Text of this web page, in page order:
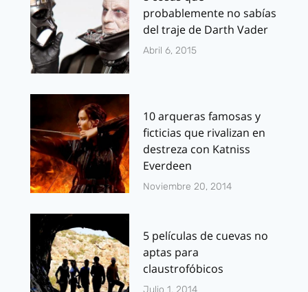
probablemente no sabías
del traje de Darth Vader
Abril 6, 2015
10 arqueras famosas y
ficticias que rivalizan en
destreza con Katniss
Everdeen
Noviembre 20, 2014
5 películas de cuevas no
aptas para
claustrofóbicos
Julio 1, 2014